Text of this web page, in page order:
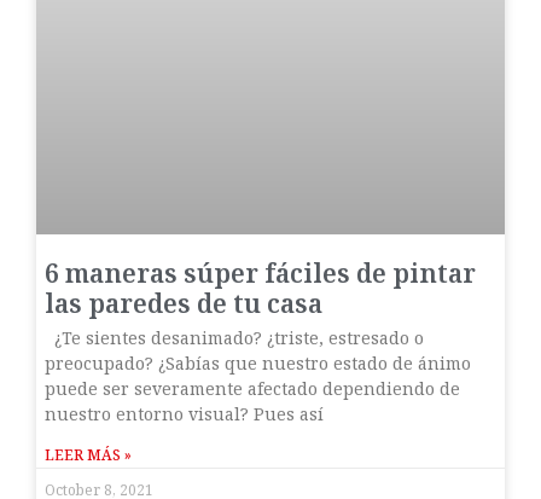
6 maneras súper fáciles de pintar
las paredes de tu casa
¿Te sientes desanimado? ¿triste, estresado o
preocupado? ¿Sabías que nuestro estado de ánimo
puede ser severamente afectado dependiendo de
nuestro entorno visual? Pues así
LEER MÁS »
October 8, 2021